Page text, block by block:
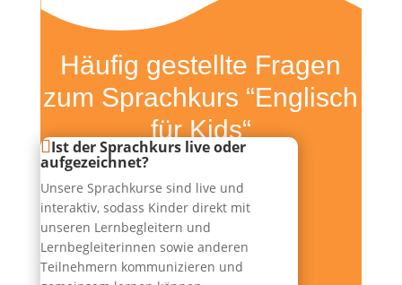
Häufig gestellte Fragen
zum Sprachkurs “Englisch
für Kids“
Ist der Sprachkurs live oder
aufgezeichnet?
Unsere Sprachkurse sind live und
interaktiv, sodass Kinder direkt mit
unseren Lernbegleitern und
Lernbegleiterinnen sowie anderen
Teilnehmern kommunizieren und